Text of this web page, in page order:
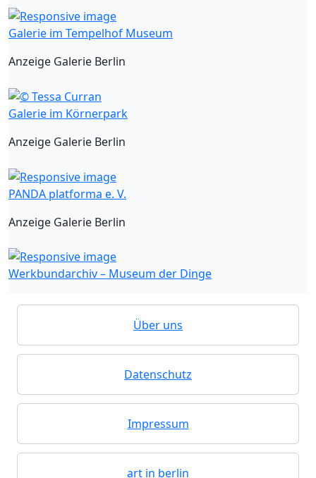
Galerie im Tempelhof Museum
Anzeige Galerie Berlin
Galerie im Körnerpark
Anzeige Galerie Berlin
PANDA platforma e. V.
Anzeige Galerie Berlin
Werkbundarchiv – Museum der Dinge
Über uns
Datenschutz
Impressum
art in berlin